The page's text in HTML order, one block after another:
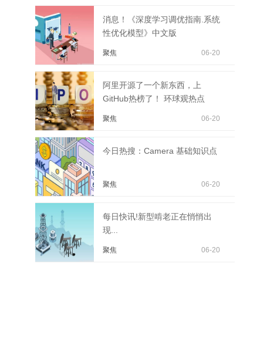
消息！《深度学习调优指南.系统
性优化模型》中文版
聚焦 06-20
阿里开源了一个新东西，上
GitHub热榜了！ 环球观热点
聚焦 06-20
今日热搜：Camera 基础知识点
聚焦 06-20
每日快讯!新型啃老正在悄悄出
现...
聚焦 06-20